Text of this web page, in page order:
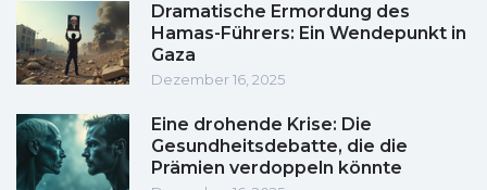
Dramatische Ermordung des
Hamas-Führers: Ein Wendepunkt in
Gaza
Dezember 16, 2025
Eine drohende Krise: Die
Gesundheitsdebatte, die die
Prämien verdoppeln könnte